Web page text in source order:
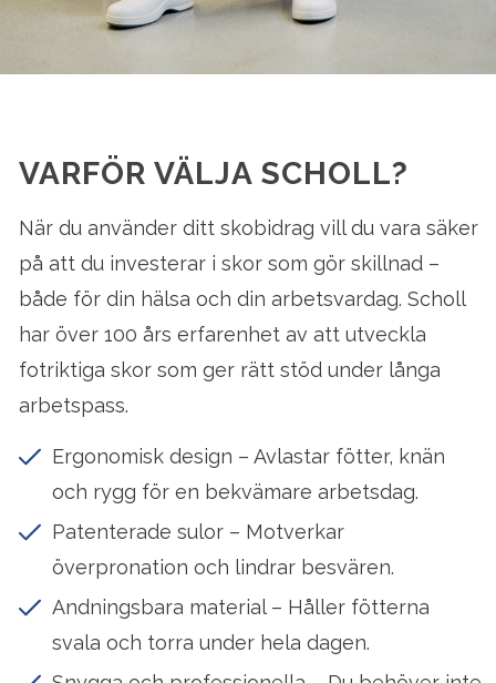
VARFÖR VÄLJA SCHOLL?
När du använder ditt skobidrag vill du vara säker
på att du investerar i skor som gör skillnad –
både för din hälsa och din arbetsvardag. Scholl
har över 100 års erfarenhet av att utveckla
fotriktiga skor som ger rätt stöd under långa
arbetspass.
Ergonomisk design – Avlastar fötter, knän
och rygg för en bekvämare arbetsdag.
Patenterade sulor – Motverkar
överpronation och lindrar besvären.
Andningsbara material – Håller fötterna
svala och torra under hela dagen.